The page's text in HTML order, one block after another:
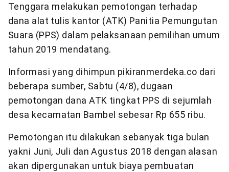
Tenggara melakukan pemotongan terhadap
dana alat tulis kantor (ATK) Panitia Pemungutan
Suara (PPS) dalam pelaksanaan pemilihan umum
tahun 2019 mendatang.
Informasi yang dihimpun pikiranmerdeka.co dari
beberapa sumber, Sabtu (4/8), dugaan
pemotongan dana ATK tingkat PPS di sejumlah
desa kecamatan Bambel sebesar Rp 655 ribu.
Pemotongan itu dilakukan sebanyak tiga bulan
yakni Juni, Juli dan Agustus 2018 dengan alasan
akan dipergunakan untuk biaya pembuatan